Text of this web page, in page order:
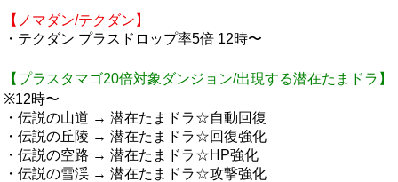
【ノマダン/テクダン】
・テクダン プラスドロップ率5倍 12時〜
【プラスタマゴ20倍対象ダンジョン/出現する潜在たまドラ】
※12時〜
・伝説の山道 → 潜在たまドラ☆自動回復
・伝説の丘陵 → 潜在たまドラ☆回復強化
・伝説の空路 → 潜在たまドラ☆HP強化
・伝説の雪渓 → 潜在たまドラ☆攻撃強化